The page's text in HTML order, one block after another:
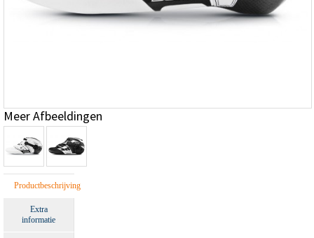
Meer Afbeeldingen
Productbeschrijving
Extra
informatie